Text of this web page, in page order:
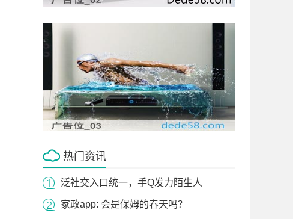
热门资讯
泛社交入口统一，手Q发力陌生人
家政app: 会是保姆的春天吗？